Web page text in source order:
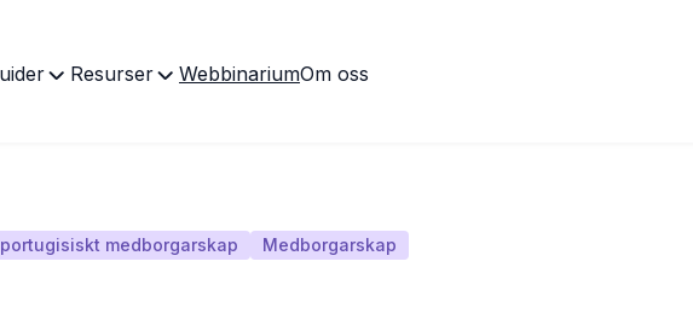
Resurser WebbinariumOm oss
portugisiskt medborgarskap Medborgarskap